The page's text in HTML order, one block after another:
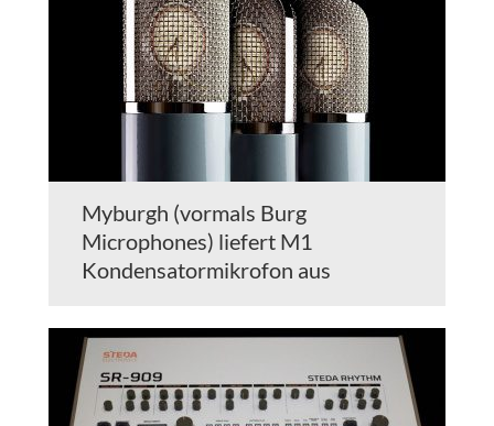
Myburgh (vormals Burg
Microphones) liefert M1
Kondensatormikrofon aus